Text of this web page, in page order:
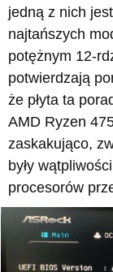
jedną z nich
najtańszych
potężnym 12-
potwierdzają
że płyta ta
AMD Ryzen
zaskakująco,
były
procesorów